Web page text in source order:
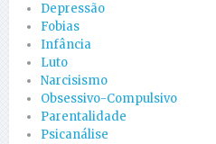
Depressão
Fobias
Infância
Luto
Narcisismo
Obsessivo-Compulsivo
Parentalidade
Psicanálise